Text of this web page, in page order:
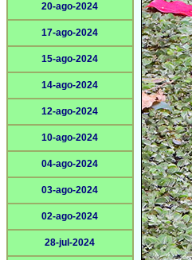
20-ago-2024
17-ago-2024
15-ago-2024
14-ago-2024
12-ago-2024
10-ago-2024
04-ago-2024
03-ago-2024
02-ago-2024
28-jul-2024